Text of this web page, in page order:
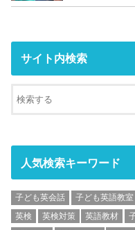
サイト内検索
人気検索キーワード
子ども英会話 子ども英語教室
英検
英検対策 英語教材